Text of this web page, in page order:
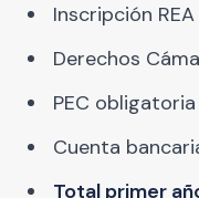
Inscripción
Derechos
PEC
Cuenta
Total primer